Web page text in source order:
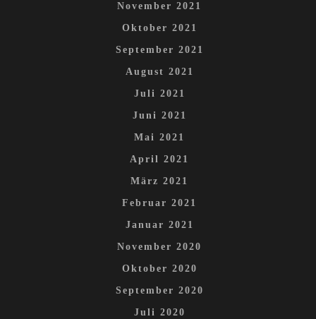
November 2021
Oktober 2021
September 2021
August 2021
Juli 2021
Juni 2021
Mai 2021
April 2021
März 2021
Februar 2021
Januar 2021
November 2020
Oktober 2020
September 2020
Juli 2020